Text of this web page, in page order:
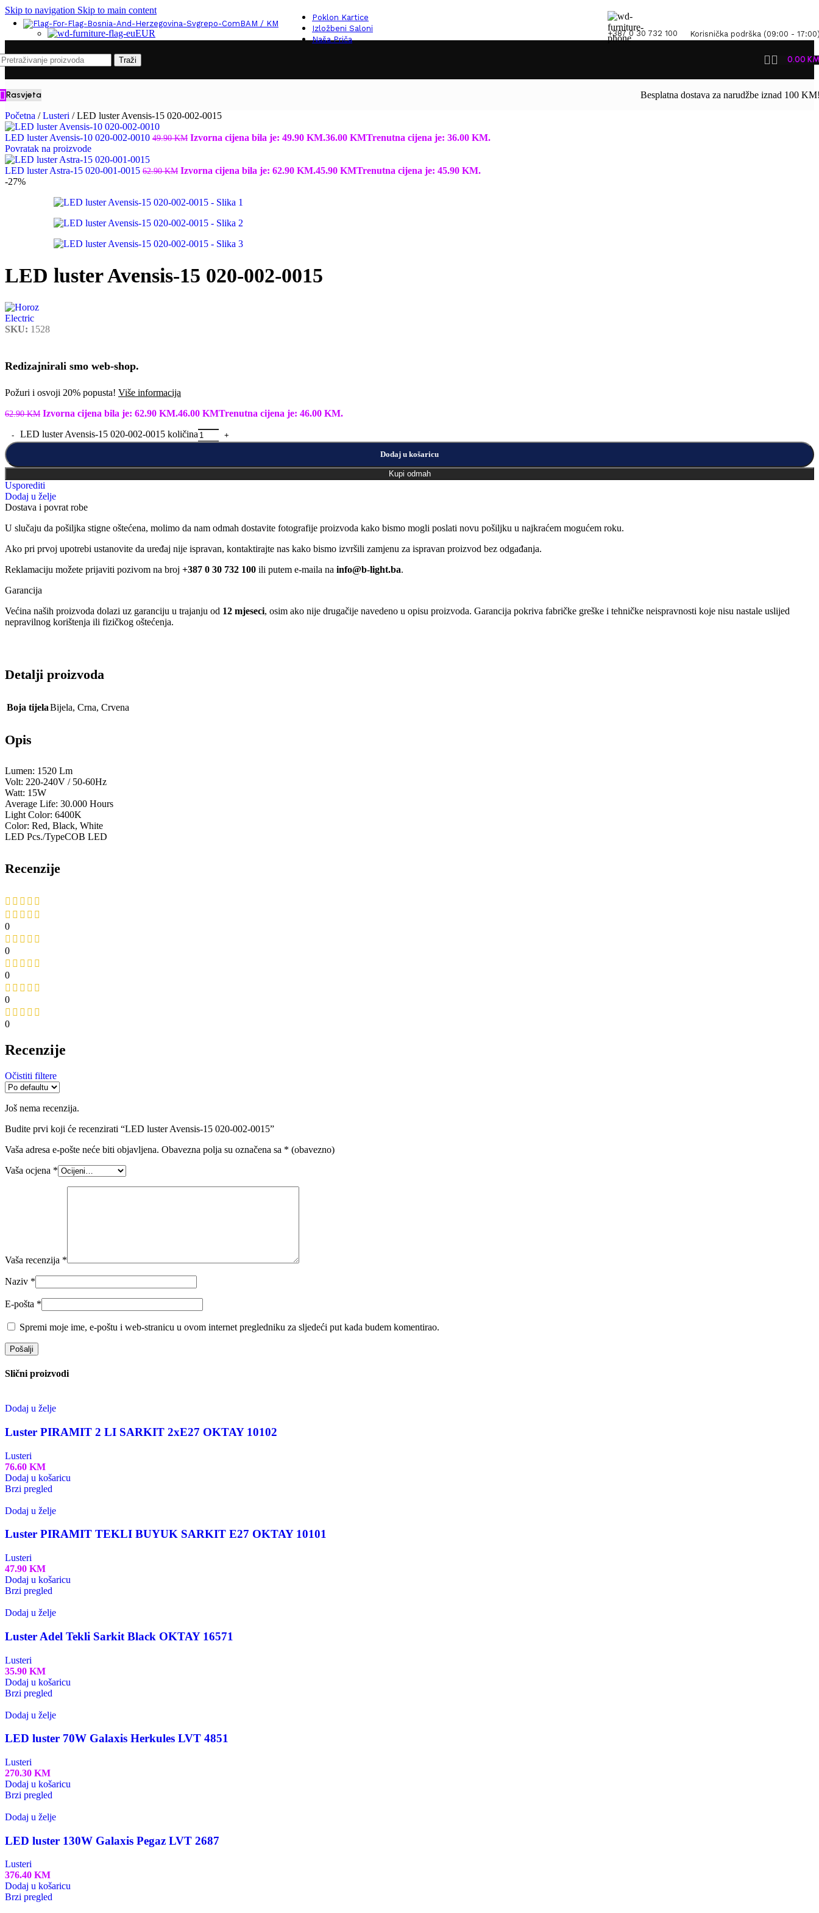
Skip to navigation Skip to main content
BAM / KM
EUR
Poklon Kartice
Izložbeni Saloni
Naša Priča
+387 0 30 732 100 Korisnička podrška (09:00 -
Traži 0.00
Rasvjeta Besplatna dostava za narudžbe iznad 100
Početna / Lusteri / LED luster Avensis-15 020-002-0015
LED luster Avensis-10 020-002-0010 49.90KM Izvorna cijena bila je: 49.90 KM.36.00 KMTrenutna cijena je: 36.00 KM.
Povratak na proizvode
LED luster Astra-15 020-001-0015 62.90KM Izvorna cijena bila je: 62.90 KM.45.90 KMTrenutna cijena je: 45.90 KM.
-27%
LED luster Avensis-15 020-002-0015
SKU: 1528
Redizajnirali smo web-shop.
Požuri i osvoji 20% popusta! Više informacija
62.90KM Izvorna cijena bila je: 62.90 KM.46.00 KMTrenutna cijena je: 46.00 KM.
LED luster Avensis-15 020-002-0015 količina
Dodaj u košaricu
Kupi odmah
Usporediti
Dodaj u želje
Dostava i povrat robe
U slučaju da pošiljka stigne oštećena, molimo da nam odmah dostavite fotografije proizvoda kako bismo mogli poslati novu pošiljku u najkraćem mogućem roku.
Ako pri prvoj upotrebi ustanovite da uređaj nije ispravan, kontaktirajte nas kako bismo izvršili zamjenu za ispravan proizvod bez odgađanja.
Reklamaciju možete prijaviti pozivom na broj +387 0 30 732 100 ili putem e-maila na info@b-light.ba.
Garancija
Većina naših proizvoda dolazi uz garanciju u trajanju od 12 mjeseci, osim ako nije drugačije navedeno u opisu proizvoda. Garancija pokriva fabričke greške i tehničke neispravnosti koje nisu nastale uslijed
nepravilnog korištenja ili fizičkog oštećenja.
Detalji proizvoda
Boja tijelaBijela, Crna, Crvena
Opis
Lumen: 1520 Lm
Volt: 220-240V / 50-60Hz
Watt: 15W
Average Life: 30.000 Hours
Light Color: 6400K
Color: Red, Black, White
LED Pcs./TypeCOB LED
Recenzije
0
0
0
0
0
Recenzije
Očistiti filtere
Još nema recenzija.
Budite prvi koji će recenzirati “LED luster Avensis-15 020-002-0015”
Vaša adresa e-pošte neće biti objavljena. Obavezna polja su označena sa * (obavezno)
Vaša ocjena *
Vaša recenzija *
Naziv *
E-pošta *
Spremi moje ime, e-poštu i web-stranicu u ovom internet pregledniku za sljedeći put kada budem komentirao.
Slični proizvodi
Dodaj u želje
Luster PIRAMIT 2 LI SARKIT 2xE27 OKTAY 10102
Lusteri
76.60 KM
Dodaj u košaricu
Brzi pregled
Dodaj u želje
Luster PIRAMIT TEKLI BUYUK SARKIT E27 OKTAY 10101
Lusteri
47.90 KM
Dodaj u košaricu
Brzi pregled
Dodaj u želje
Luster Adel Tekli Sarkit Black OKTAY 16571
Lusteri
35.90 KM
Dodaj u košaricu
Brzi pregled
Dodaj u želje
LED luster 70W Galaxis Herkules LVT 4851
Lusteri
270.30 KM
Dodaj u košaricu
Brzi pregled
Dodaj u želje
LED luster 130W Galaxis Pegaz LVT 2687
Lusteri
376.40 KM
Dodaj u košaricu
Brzi pregled